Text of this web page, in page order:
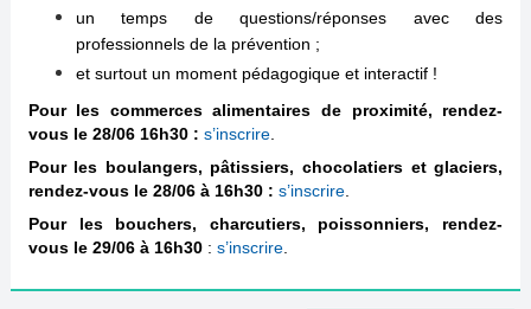
un temps de questions/réponses avec des
professionnels de la prévention ;
et surtout un moment pédagogique et interactif !
Pour les commerces alimentaires de proximité, rendez-
vous le 28/06 16h30 : s’inscrire.
Pour les boulangers, pâtissiers, chocolatiers et glaciers,
rendez-vous le 28/06 à 16h30 : s’inscrire.
Pour les bouchers, charcutiers, poissonniers, rendez-
vous le 29/06 à 16h30 : s’inscrire.